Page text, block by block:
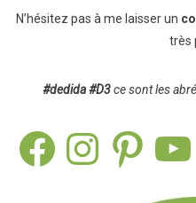
N’hésitez pas à me laisser un
très
#dedida #D3ce sont les
FacebookInstagramPinterest